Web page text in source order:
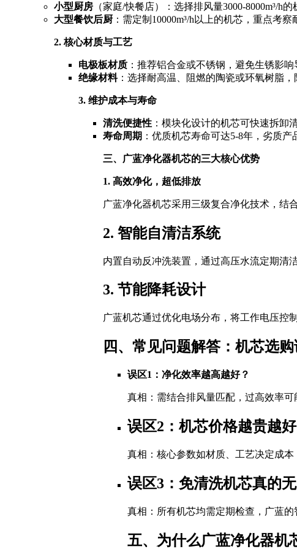
小型厨房 （家庭/快餐店）：选择排风量3000-8000m³/h
大型餐饮后厨 ：需定制10000m³/h以上的机芯，重点考察
2. 核心材质与工艺
电极板材质 ：推荐铝合金或不锈钢，避免生锈影
绝缘材料：选择耐高温、阻燃的陶瓷或环氧树脂，
3. 维护成本与寿命
清洗便捷性 ：模块化设计的机芯可快速拆卸
寿命周期 ：优质机芯寿命可达5-8年，劣质产
三、广蓝净化器机芯的三大核心优势
1. 高效净化，超低排放
广蓝净化器机芯采用三级复合净化技术，结
2. 智能自清洁系统
内置自动反冲洗装置，通过高压水流定期清
3. 节能降耗设计
广蓝机芯通过优化电场分布，将工作电压控
四、常见问题解答：机芯选
误区1：净化效率越高越好？
真相：需结合排风量匹配，过高效率
误区2：机芯价格越贵越好
真相：核心参数如材质、工艺决定成
误区3：免清洗机芯真的
真相：所有机芯均需定期检查，广蓝
五、为什么广蓝净化器机